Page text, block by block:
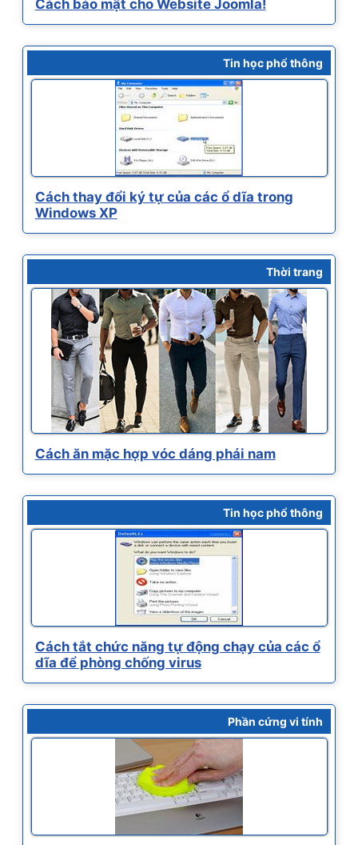
Cách bảo mật cho Website Joomla!
Tin học phổ thông
Cách thay đổi ký tự của các ổ dĩa trong
Windows XP
Thời trang
Cách ăn mặc hợp vóc dáng phái nam
Tin học phổ thông
Cách tắt chức năng tự động chạy của các ổ
dĩa để phòng chống virus
Phần cứng vi tính